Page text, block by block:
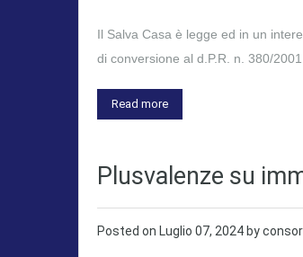
Il Salva Casa è legge ed in un
di conversione al d.P.R. n. 380/
Read more
Plusvalenze su
Posted on Luglio 07, 2024 by